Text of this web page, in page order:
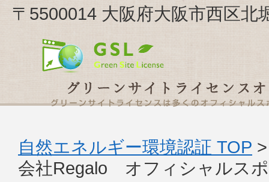
〒5500014 大阪府大阪市西区北
自然エネルギー環境認証 TOP
会社Regalo オフィシャルス